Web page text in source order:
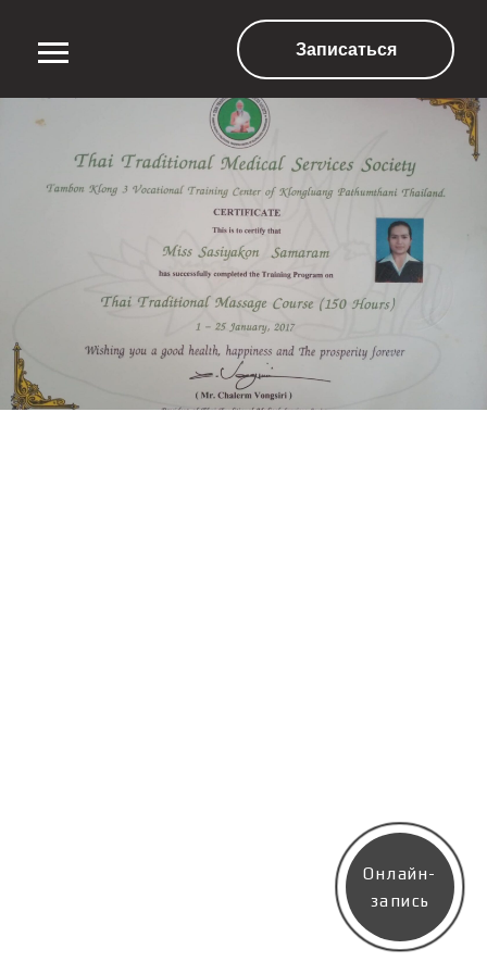
Записаться
Онлайн-
запись